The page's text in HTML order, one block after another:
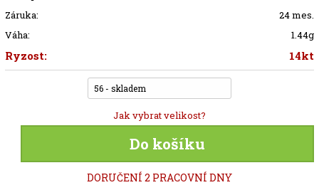
Záruka:
24 mes.
Váha:
1.44g
Ryzost: 14kt
56 - skladem
Jak vybrat velikost?
Do košíku
DORUČENÍ 2 PRACOVNÍ DNY